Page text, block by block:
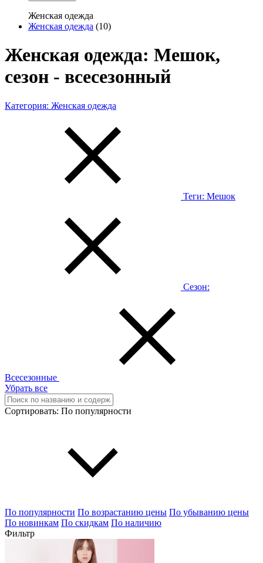
Женская одежда
Женская одежда (10)
Женская одежда: Мешок,
сезон - всесезонный
Категория: Женская одежда
Теги: Мешок
Сезон:
Всесезонные
Убрать все
Сортировать: По популярности
По популярности По возрастанию цены По убыванию цены
По новинкам По скидкам По наличию
Фильтр